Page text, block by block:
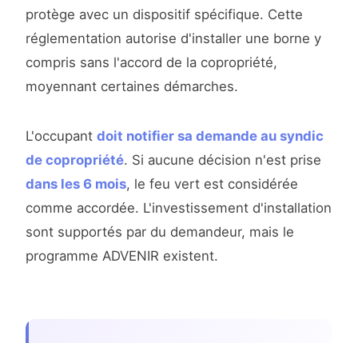
protège avec un dispositif spécifique. Cette
réglementation autorise d'installer une borne y
compris sans l'accord de la copropriété,
moyennant certaines démarches.
L'occupant doit notifier sa demande au syndic
de copropriété. Si aucune décision n'est prise
dans les 6 mois, le feu vert est considérée
comme accordée. L'investissement d'installation
sont supportés par du demandeur, mais le
programme ADVENIR existent.